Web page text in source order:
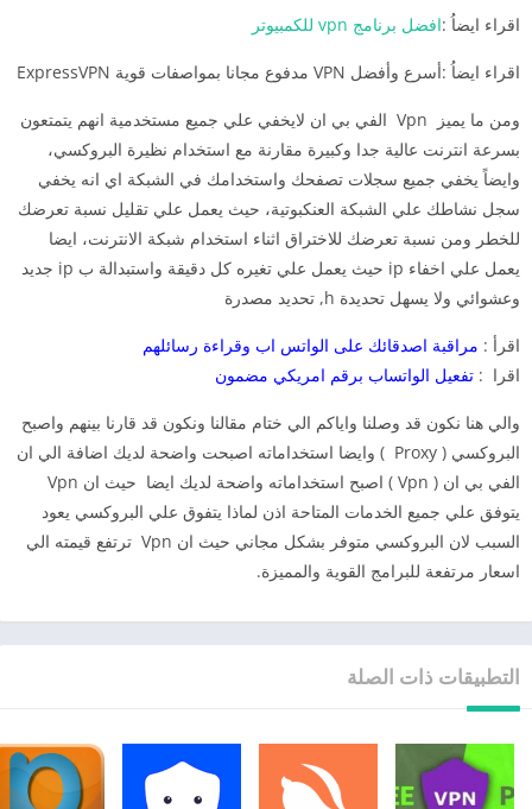
اقراء ايضاُ :افضل برنامج vpn للكمبيوتر
اقراء ايضاُ :أسرع وأفضل VPN مدفوع مجانا بمواصفات قوية ExpressVPN
ومن ما يميز Vpn الفي بي ان لايخفي علي جميع مستخدمية انهم يتمتعون
بسرعة انترنت عالية جدا وكبيرة مقارنة مع استخدام نظيرة البروكسي،
وايضاً يخفي جميع سجلات تصفحك واستخدامك في الشبكة اي انه يخفي
سجل نشاطك علي الشبكة العنكبوتية، حيث يعمل علي تقليل نسبة تعرضك
للخطر ومن نسبة تعرضك للاختراق اثناء استخدام شبكة الانترنت، ايضا
يعمل علي اخفاء ip حيث يعمل علي تغيره كل دقيقة واستبدالة ب ip جديد
وعشوائي ولا يسهل تحديدة h, تحديد مصدرة
اقرأ : مراقبة اصدقائك على الواتس اب وقراءة رسائلهم
اقرا : تفعيل الواتساب برقم امريكي مضمون
والي هنا نكون قد وصلنا واياكم الي ختام مقالنا ونكون قد قارنا بينهم واصبح
البروكسي ( Proxy ) وايضا استخداماته اصبحت واضحة لديك اضافة الي ان
يتوفق علي جميع الخدمات المتاحة اذن لماذا يتفوق علي البروكسي يعود
السبب لان البروكسي متوفر بشكل مجاني حيث ان Vpn ترتفع قيمته الي
اسعار مرتفعة للبرامج القوية والمميزة.
التطبيقات ذات الصلة